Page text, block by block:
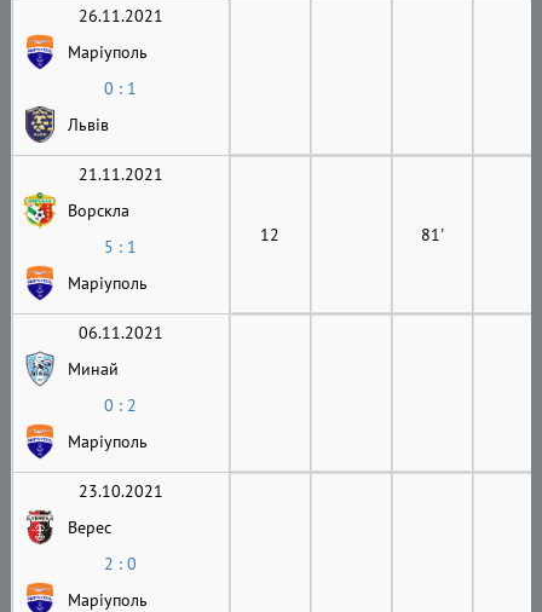
26.11.2021
Маріуполь
0 : 1
Львів
21.11.2021
Ворскла
5 : 1
Маріуполь
12 81'
06.11.2021
Минай
0 : 2
Маріуполь
23.10.2021
Верес
2 : 0
Маріуполь